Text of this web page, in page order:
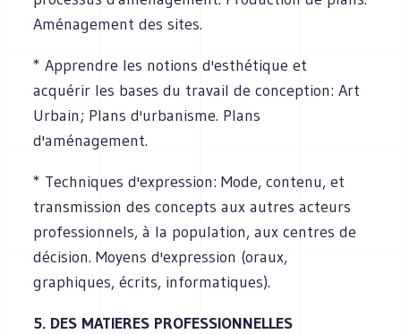
Aménagement des sites.
* Apprendre les notions d'esthétique et
acquérir les bases du travail de conception: Art
Urbain; Plans d'urbanisme. Plans
d'aménagement.
* Techniques d'expression: Mode, contenu, et
transmission des concepts aux autres acteurs
professionnels, à la population, aux centres de
décision. Moyens d'expression (oraux,
graphiques, écrits, informatiques).
5. DES MATIERES PROFESSIONNELLES